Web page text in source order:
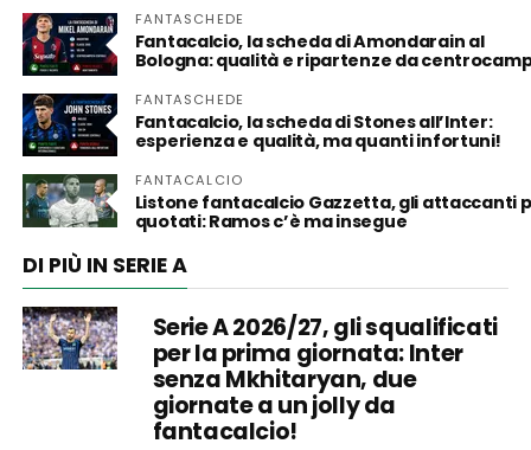
FANTASCHEDE
Fantacalcio, la scheda di Amondarain al
Bologna: qualità e ripartenze da
FANTASCHEDE
Fantacalcio, la scheda di Stones all’Inter:
esperienza e qualità, ma quanti infortuni!
FANTACALCIO
Listone fantacalcio Gazzetta, gli attaccanti
quotati: Ramos c’è ma insegue
DI PIÙ IN SERIE A
Serie A 2026/27, gli squalificati
per la prima giornata: Inter
senza Mkhitaryan, due
giornate a un jolly da
fantacalcio!